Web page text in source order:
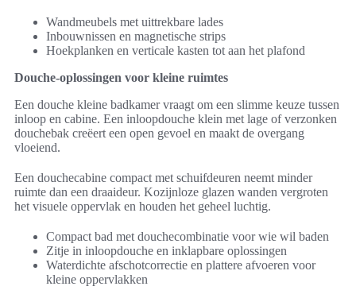
Wandmeubels met uittrekbare lades
Inbouwnissen en magnetische strips
Hoekplanken en verticale kasten tot aan het plafond
Douche-oplossingen voor kleine ruimtes
Een douche kleine badkamer vraagt om een slimme keuze tussen
inloop en cabine. Een inloopdouche klein met lage of verzonken
douchebak creëert een open gevoel en maakt de overgang
vloeiend.
Een douchecabine compact met schuifdeuren neemt minder
ruimte dan een draaideur. Kozijnloze glazen wanden vergroten
het visuele oppervlak en houden het geheel luchtig.
Compact bad met douchecombinatie voor wie wil baden
Zitje in inloopdouche en inklapbare oplossingen
Waterdichte afschotcorrectie en plattere afvoeren voor
kleine oppervlakken